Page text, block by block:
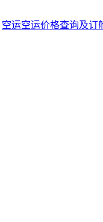
空运空运价格查询及订